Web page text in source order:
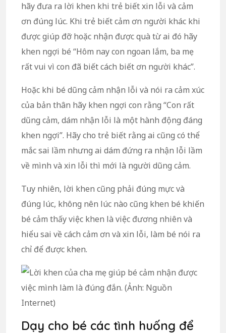
hãy đưa ra lời khen khi trẻ biết xin lỗi và cảm
ơn đúng lúc. Khi trẻ biết cảm ơn người khác khi
được giúp đỡ hoặc nhận được quà từ ai đó hãy
khen ngợi bé “Hôm nay con ngoan lắm, ba mẹ
rất vui vì con đã biết cách biết ơn người khác”.
Hoặc khi bé dũng cảm nhận lỗi và nói ra cảm xúc
của bản thân hãy khen ngợi con rằng “Con rất
dũng cảm, dám nhận lỗi là một hành động đáng
khen ngợi”. Hãy cho trẻ biết rằng ai cũng có thể
mắc sai lầm nhưng ai dám đứng ra nhận lỗi lầm
về mình và xin lỗi thì mới là người dũng cảm.
Tuy nhiên, lời khen cũng phải đúng mực và
đúng lúc, không nên lúc nào cũng khen bé khiến
bé cảm thấy việc khen là việc đương nhiên và
hiểu sai về cách cảm ơn và xin lỗi, làm bé nói ra
chỉ để được khen.
Dạy cho bé các tình huống để